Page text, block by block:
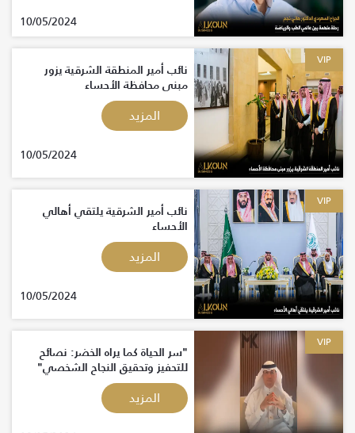
10/05/2024
VIP
نائب أمير المنطقة الشرقية يزور
مبنى محافظة الأحساء
المزيد
10/05/2024
VIP
نائب أمير الشرقية يلتقي أهالي
الأحساء
المزيد
10/05/2024
VIP
"سر الحياة كما يراه الخضر: نصائح
للتحفيز وتحقيق النجاح الشخصي"
المزيد